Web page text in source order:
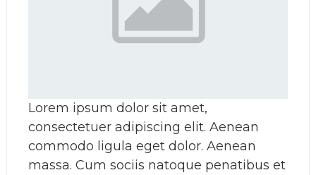
Lorem ipsum dolor sit amet,
consectetuer adipiscing elit. Aenean
commodo ligula eget dolor. Aenean
massa. Cum sociis natoque penatibus et